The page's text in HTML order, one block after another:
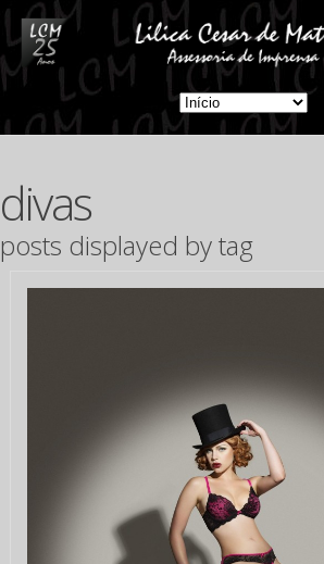
divas
posts displayed by tag